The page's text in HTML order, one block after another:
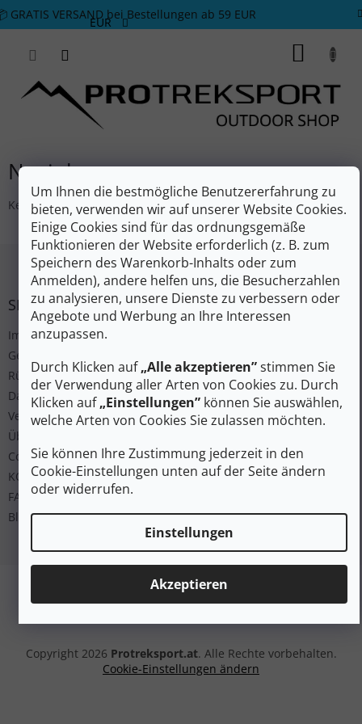
Um Ihnen die bestmögliche Benutzererfahrung zu
bieten, verwenden wir auf unserer Website Cookies.
Einige Cookies sind für das ordnungsgemäße
Funktionieren der Website erforderlich (z. B. zum
Speichern des Warenkorb-Inhalts oder zum
Anmelden), andere helfen uns, die Besucherzahlen
zu analysieren, unsere Dienste zu verbessern oder
Angebote und Werbung an Ihre Interessen
anzupassen.
Durch Klicken auf„Alle akzeptieren”stimmen Sie
der Verwendung aller Arten von Cookies zu. Durch
Klicken auf„Einstellungen” können Sie auswählen,
welche Arten von Cookies Sie zulassen möchten.
Sie können Ihre Zustimmung jederzeit in den
Cookie-Einstellungen unten auf der Seite ändern
oder widerrufen.
Einstellungen
Akzeptieren
Zum Inhalt springen
GRATIS VERSAND bei Bestellungen ab 59 EUR
EUR
Novinky
Keine Einträge gefunden...
Fußzeile
SERVICE
Impressum
Geschäftsbedingungen
Rücksendung
Datenschutz
Versand und Bezahlung
Über uns
Cookies
KONTAKT
FAQ
Blog
Erstellt von Shoptet Premium
Copyright 2026 Protreksport.at. Alle Rechte vorbehalten.
Cookie-Einstellungen ändern